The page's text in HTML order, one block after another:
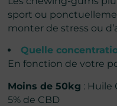
sport ou
monter de stress ou
Quelle
En fonction de votre
Moins de 50kg : Huile
5% de CBD